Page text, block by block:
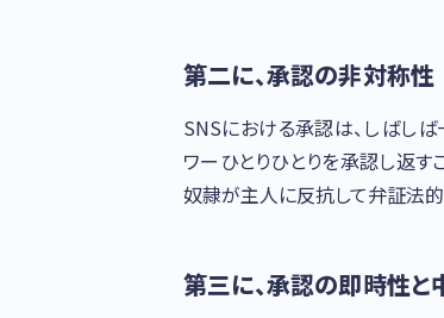
第二に、承認の非対称性
SNSにおける承認は、しばしば
ワーひとりひとりを承認し返す
奴隷が主人に反抗して弁証法
第三に、承認の即時性と